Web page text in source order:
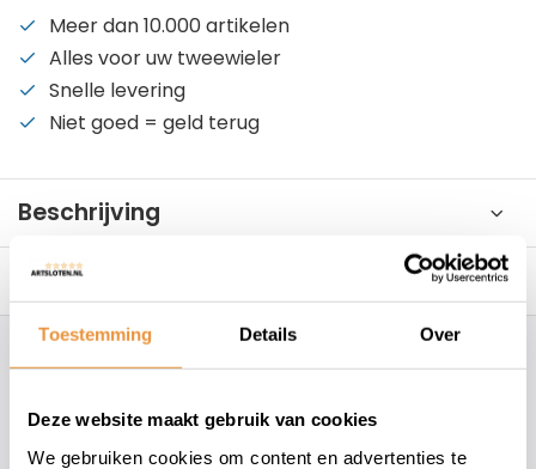
Toestemming Details Over
Deze website maakt gebruik van cookies
We gebruiken cookies om content en advertenties te
Meer dan 10.000 artikelen
Alles voor uw tweewieler
Snelle levering
Niet goed = geld terug
Beschrijving
Reviews
Hoe kunnen wij je helpen?
+31 78 780 2330